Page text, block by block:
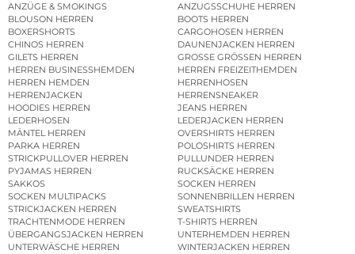
ANZÜGE & SMOKINGS
ANZUGSSCHUHE HERREN
BLOUSON HERREN
BOOTS HERREN
BOXERSHORTS
CARGOHOSEN HERREN
CHINOS HERREN
DAUNENJACKEN HERREN
GILETS HERREN
GROSSE GRÖSSEN HERREN
HERREN BUSINESSHEMDEN
HERREN FREIZEITHEMDEN
HERREN HEMDEN
HERRENHOSEN
HERRENJACKEN
HERRENSNEAKER
HOODIES HERREN
JEANS HERREN
LEDERHOSEN
LEDERJACKEN HERREN
MÄNTEL HERREN
OVERSHIRTS HERREN
PARKA HERREN
POLOSHIRTS HERREN
STRICKPULLOVER HERREN
PULLUNDER HERREN
PYJAMAS HERREN
RUCKSÄCKE HERREN
SAKKOS
SOCKEN HERREN
SOCKEN MULTIPACKS
SONNENBRILLEN HERREN
STRICKJACKEN HERREN
SWEATSHIRTS
TRACHTENMODE HERREN
T-SHIRTS HERREN
ÜBERGANGSJACKEN HERREN
UNTERHEMDEN HERREN
UNTERWÄSCHE HERREN
WINTERJACKEN HERREN